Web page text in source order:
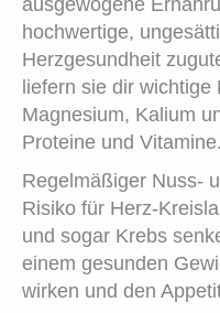
ausgewogene
hochwertige,
Herzgesundheit
liefern sie dir
Magnesium, Kalium
Proteine und Vitamine.
Regelmäßiger Nuss-
Risiko für Herz-
und sogar Krebs
einem gesunden
wirken und den